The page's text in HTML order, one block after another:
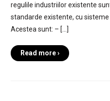
regulile industriilor existente
standarde existente, cu
Acestea sunt: – […]
Read more ›